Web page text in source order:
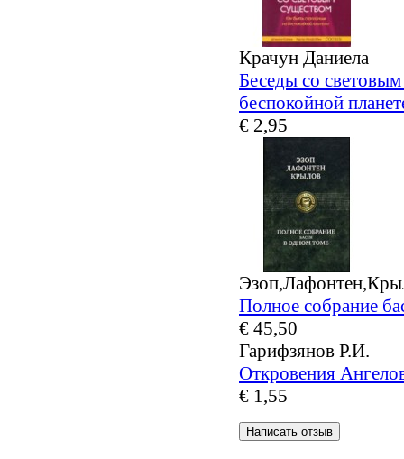
Крачун Даниела
Беседы со
беспокойной
€ 2,95
Полное собрание
€ 45,50
Гарифзянов Р.И.
Откровения
€ 1,55